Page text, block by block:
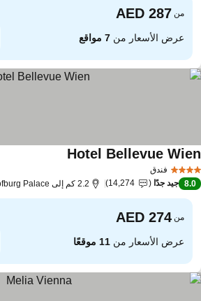
من
عرض الأسعار من7 مواقع
فندق
Hotel Bellevueمشاهدة الأسعار
8.0 جيد جدًا 14,274 2.2 كم إلى Hofburg Palace
من
عرض الأسعار من11 موقعًا